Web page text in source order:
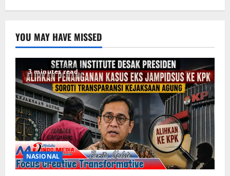
YOU MAY HAVE MISSED
3 minutes read
NASIONAL